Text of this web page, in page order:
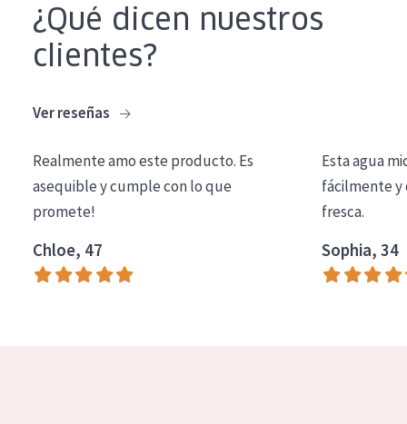
Crema de día
Crema de noche
Limpieza
COLECCIÓN
Essentials
Lift+
¿Qué dicen nuestros
clientes?
Ver reseñas
Realmente amo este producto. Es
asequible y cumple con lo que
promete!
Chloe, 47
Esta agua
fácilmente y
fresca.
Sophia, 34